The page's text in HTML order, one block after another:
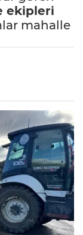
ekipleri
mahalle